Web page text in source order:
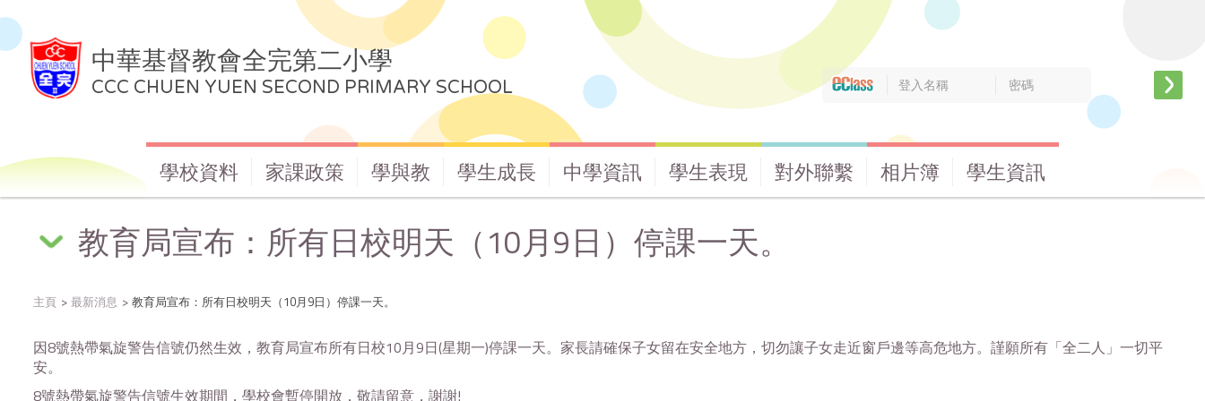
中華基督教會全完第二小學
CCC CHUEN YUEN SECOND PRIMARY SCHOOL
學校資料 家課政策 學與教 學生成長 中學資訊 學生表現 對外聯繫 相片簿 學生資訊
教育局宣布：所有日校明天（10月9日）停課一天。
主頁 最新消息 教育局宣布：所有日校明天（10月9日）停課一天。
因8號熱帶氣旋警告信號仍然生效，教育局宣布所有日校10月9日(星期一)停課一天。家長請確保子女留在安全地方，切勿讓子女走近窗戶邊等高危地方。謹願所有「全二人」一切平
安。
8號熱帶氣旋警告信號生效期間，學校會暫停開放，敬請留意，謝謝!